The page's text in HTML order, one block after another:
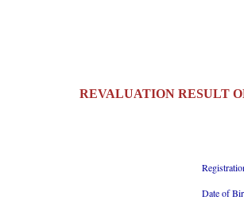
REVALUATION RESULT
Date of